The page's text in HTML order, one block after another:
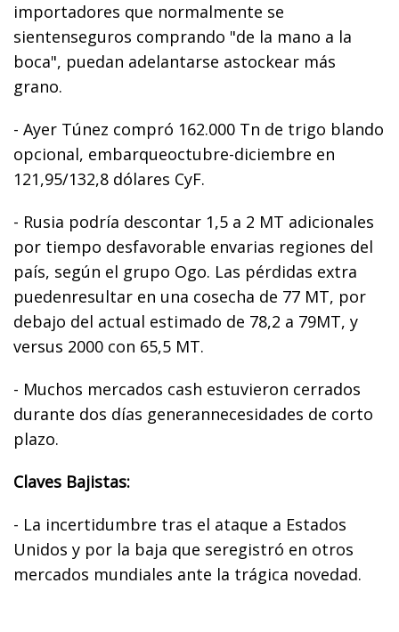
importadores que normalmente se
sientenseguros comprando "de la mano a la
boca", puedan adelantarse astockear más
grano.
- Ayer Túnez compró 162.000 Tn de trigo blando
opcional, embarqueoctubre-diciembre en
121,95/132,8 dólares CyF.
- Rusia podría descontar 1,5 a 2 MT adicionales
por tiempo desfavorable envarias regiones del
país, según el grupo Ogo. Las pérdidas extra
puedenresultar en una cosecha de 77 MT, por
debajo del actual estimado de 78,2 a 79MT, y
versus 2000 con 65,5 MT.
- Muchos mercados cash estuvieron cerrados
durante dos días generannecesidades de corto
plazo.
Claves Bajistas:
- La incertidumbre tras el ataque a Estados
Unidos y por la baja que seregistró en otros
mercados mundiales ante la trágica novedad.